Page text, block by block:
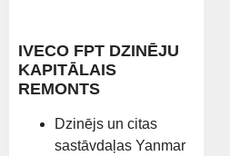
IVECO FPT DZINĒJU
KAPITĀLAIS
REMONTS
Dzinējs un citas
sastāvdaļas Yanmar